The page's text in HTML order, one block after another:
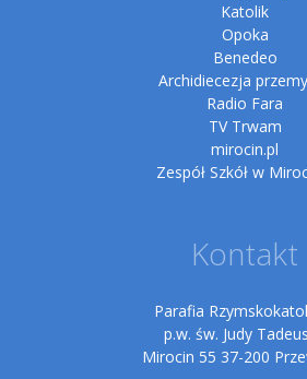
Katolik
Opoka
Benedeo
Archidiecezja
Radio Fara
TV Trwam
mirocin.pl
Zespół Szkół w
Kontakt
Parafia
p.w. św. Judy
Mirocin 55 37-200